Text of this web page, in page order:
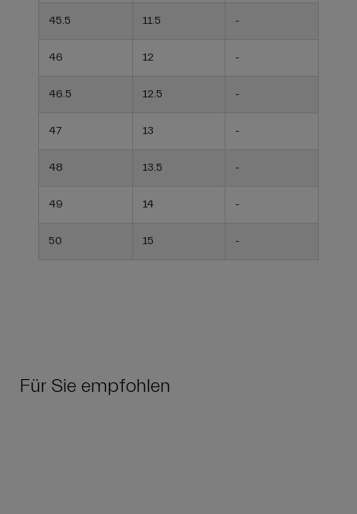
45.5 11.5 -
46 12 -
46.5 12.5 -
47 13 -
48 13.5 -
49 14 -
50 15 -
Für Sie empfohlen